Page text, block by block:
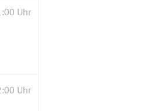
Uhr
Uhr